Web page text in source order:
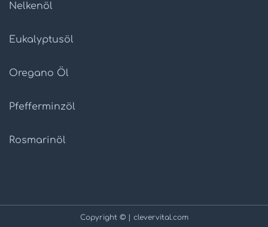
Nelkenöl
Eukalyptusöl
Oregano Öl
Pfefferminzöl
Rosmarinöl
Copyright © | clevervital.com